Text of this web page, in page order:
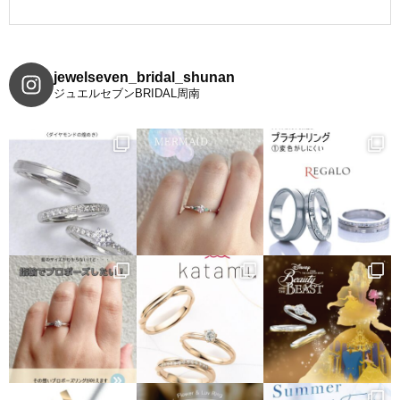
jewelseven_bridal_shunan
ジュエルセブンBRIDAL周南